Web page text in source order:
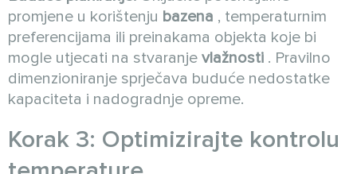
promjene u korištenju bazena , temperaturnim
preferencijama ili preinakama objekta koje bi
mogle utjecati na stvaranje vlažnosti . Pravilno
dimenzioniranje sprječava buduće nedostatke
kapaciteta i nadogradnje opreme.
Korak 3: Optimizirajte kontrolu